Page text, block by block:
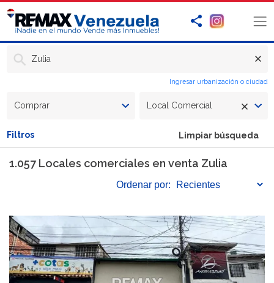
Zulia
Ingresar urbanización o ciudad
Comprar Local Comercial
Filtros Limpiar búsqueda
1.057 Locales comerciales en venta Zulia
Ordenar por: